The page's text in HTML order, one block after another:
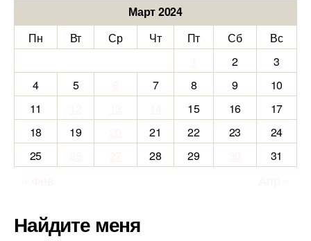
Март 2024
Пн
Вт Ср Чт Пт Сб
Вс
2
3
4
5 7 8 9
10
11
15 16
17
18
19 21 22 23
24
25
28 29 31
Найдите меня